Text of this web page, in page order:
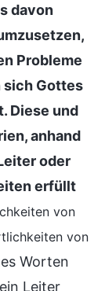
davon
Probleme
sich Gottes
Diese und
anhand
oder
erfüllt
von
von
Worten
Leiter